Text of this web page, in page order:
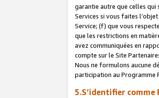
garantie autre que celles qui
Services si vous faites
Service; (f) que vous
que les restrictions en
avez communiquées en
compte sur le Site
Nous ne formulons aucune
participation au Programme
5.S’identifier